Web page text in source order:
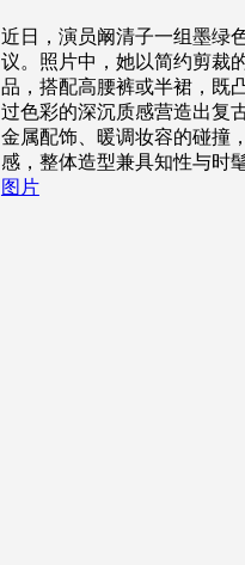
近日，演员阚清子一组墨绿
议。照片中，她以简约剪裁
品，搭配高腰裤或半裙，既
过色彩的深沉质感营造出复
金属配饰、暖调妆容的碰撞
感，整体造型兼具知性与时髦
图片